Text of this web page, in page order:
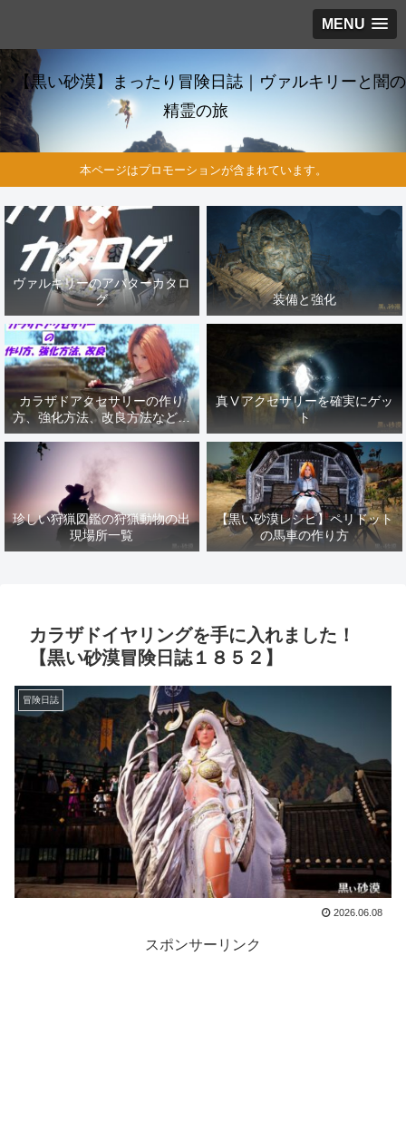
MENU
【黒い砂漠】まったり冒険日誌｜ヴァルキリーと闇の
精霊の旅
本ページはプロモーションが含まれています。
ヴァルキリーのアバターカタロ
グ
装備と強化
カラザドアクセサリーの作り
方、強化方法、改良方法などま
とめ【黒い砂漠冒険日誌１４１
真Ⅴアクセサリーを確実にゲッ
ト
珍しい狩猟図鑑の狩猟動物の出
現場所一覧
【黒い砂漠レシピ】ペリドット
の馬車の作り方
カラザドイヤリングを手に入れました！
【黒い砂漠冒険日誌１８５２】
冒険日誌
2026.06.08
スポンサーリンク